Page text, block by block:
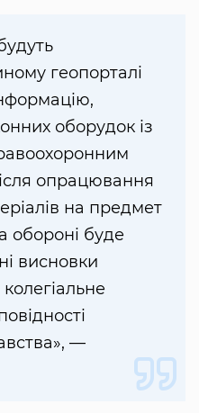
геопорталі
оборудок із
опрацювання
на предмет
обороні буде
висновки
—